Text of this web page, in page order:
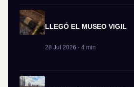
LLEGÓ EL MUSEO VIGIL
28 Jul 2026 · 4 min